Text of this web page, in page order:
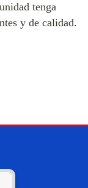
tenga
y de calidad.